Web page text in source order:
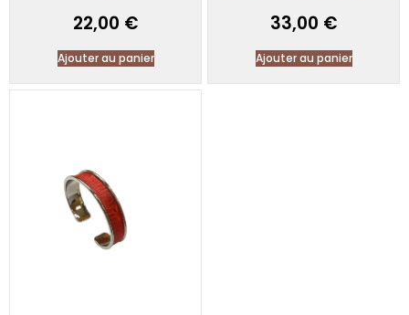
22,00 €
Ajouter au panier
33,00 €
Ajouter au panier